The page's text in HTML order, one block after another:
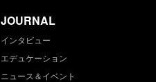
JOURNAL
インタビュー
エデュケーション
ニュース＆イベント